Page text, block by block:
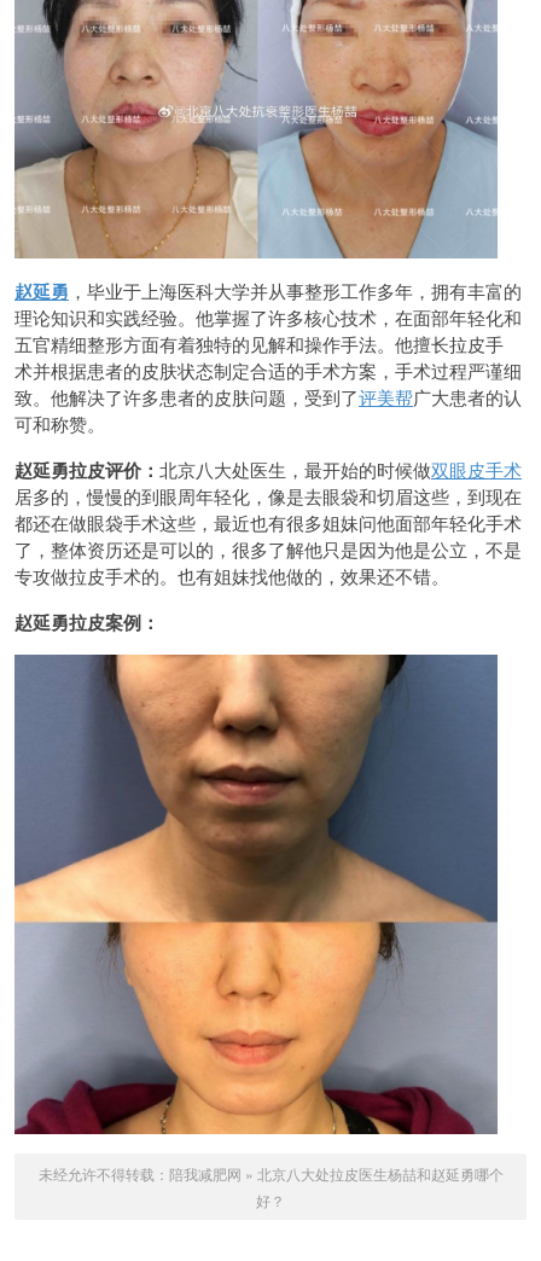
赵延勇 ，毕业于上海医科大学并从事整形工作多年，拥有丰富的
理论知识和实践经验。他掌握了许多核心技术，在面部年轻化和
五官精细整形方面有着独特的见解和操作手法。他擅长拉皮手
术并根据患者的皮肤状态制定合适的手术方案，手术过程严谨细
致。他解决了许多患者的皮肤问题，受到了评美帮广大患者的认
可和称赞。
赵延勇拉皮评价： 北京八大处医生，最开始的时候做双眼皮手术
居多的，慢慢的到眼周年轻化，像是去眼袋和切眉这些，到现在
都还在做眼袋手术这些，最近也有很多姐妹问他面部年轻化手术
了，整体资历还是可以的，很多了解他只是因为他是公立，不是
专攻做拉皮手术的。也有姐妹找他做的，效果还不错。
赵延勇拉皮案例：
未经允许不得转载： 陪我减肥网 » 北京八大处拉皮医生杨喆和赵延勇哪个
好？